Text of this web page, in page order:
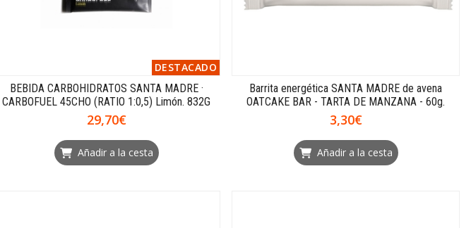
DESTACADO
BEBIDA CARBOHIDRATOS SANTA MADRE ·
CARBOFUEL 45CHO (RATIO 1:0,5) Limón. 832G
29,70€
Añadir a la cesta
Barrita energética SANTA MADRE de avena
OATCAKE BAR - TARTA DE MANZANA - 60g.
3,30€
Añadir a la cesta